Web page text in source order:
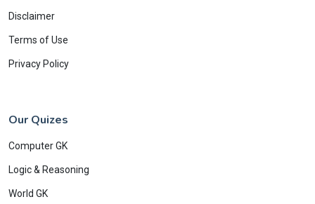
Disclaimer
Terms of Use
Privacy Policy
Our Quizes
Computer GK
Logic & Reasoning
World GK